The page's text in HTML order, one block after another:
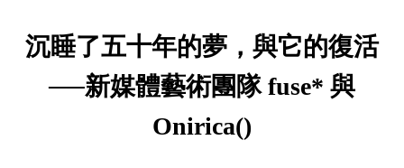
沉睡了五十年的夢，與它的復活
──新媒體藝術團隊 fuse* 與
Onirica()